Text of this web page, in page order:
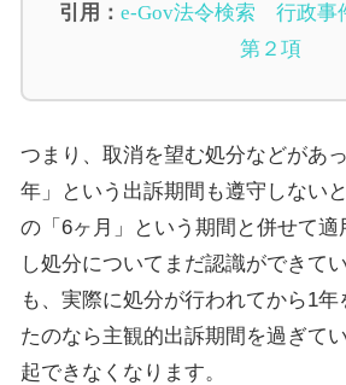
引用： e-Gov法令検索 行政事
第２項
つまり、取消を望む処分などがあ
年」という出訴期間も遵守しない
の「 6ヶ月」という期間と併せて適
し処分についてまだ認識ができて
も、実際に処分が行われてから1年
たのなら主観的出訴期間を過ぎて
起できなくなります。